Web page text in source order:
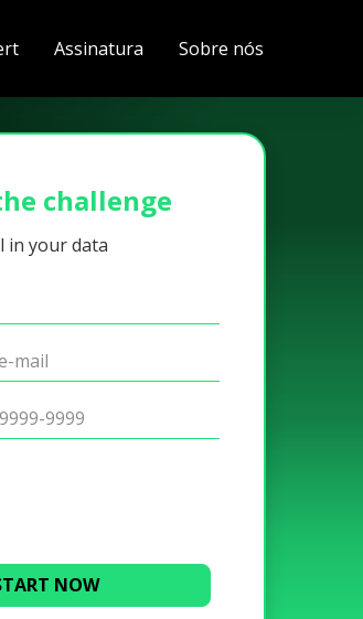
Assinatura Sobre nós
challenge
in your data
NOW